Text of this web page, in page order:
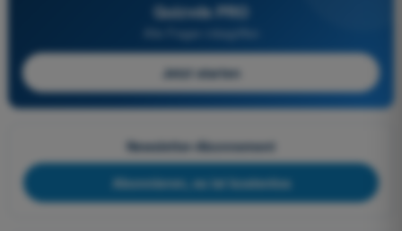
Quizvds PRO
Alle Fragen inbegriffen
Jetzt starten
Newsletter-Abonnement
Abonnieren, es ist kostenlos